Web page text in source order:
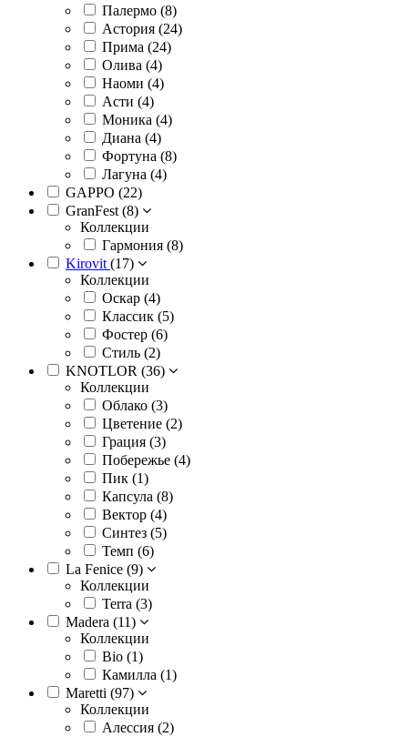
Палермо (8)
Астория (24)
Прима (24)
Олива (4)
Наоми (4)
Асти (4)
Моника (4)
Диана (4)
Фортуна (8)
Лагуна (4)
GAPPO (22)
GranFest (8)
Коллекции
Гармония (8)
Kirovit (17)
Коллекции
Оскар (4)
Классик (5)
Фостер (6)
Стиль (2)
KNOTLOR (36)
Коллекции
Облако (3)
Цветение (2)
Грация (3)
Побережье (4)
Пик (1)
Капсула (8)
Вектор (4)
Синтез (5)
Темп (6)
La Fenice (9)
Коллекции
Terra (3)
Madera (11)
Коллекции
Bio (1)
Камилла (1)
Maretti (97)
Коллекции
Алессия (2)